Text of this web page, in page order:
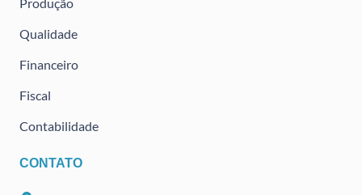
Qualidade
Financeiro
Fiscal
Contabilidade
CONTATO